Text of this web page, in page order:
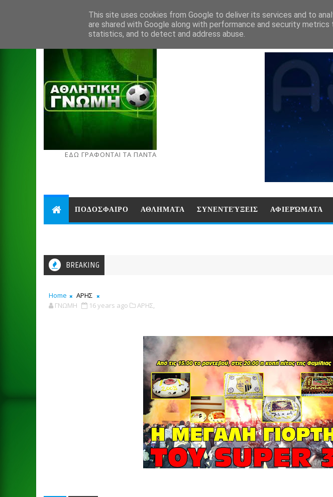
ΕΔΩ ΓΡΑΦΟΝΤΑΙ ΤΑ ΠΑΝΤΑ
ΠΟΔΟΣΦΑΙΡΟ ΑΘΛΗΜΑΤΑ ΣΥΝΕΝΤΕΎΞΕΙΣ ΑΦΙΕΡΏΜΑΤΑ
BREAKING
Home
ΑΡΗΣ
ΓΝΩΜΗ
16 years ago ΑΡΗΣ,
This site uses cookies from Google to deliver its services and to
are shared with Google along with performance and security
statistics, and to detect and address abuse.